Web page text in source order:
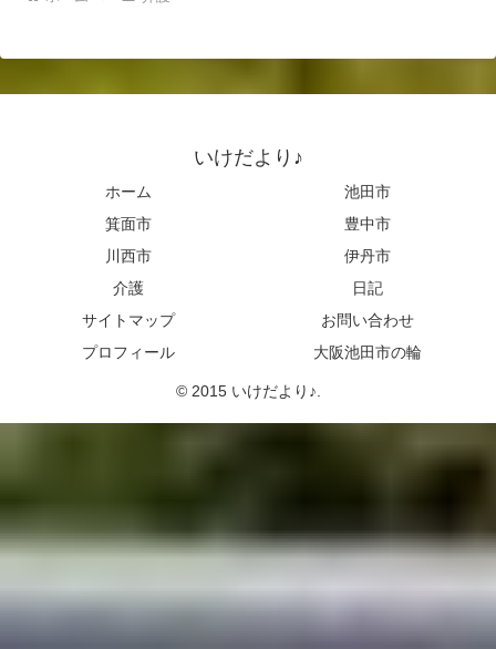
いけだより♪
ホーム
池田市
箕面市
豊中市
川西市
伊丹市
介護
日記
サイトマップ
お問い合わせ
プロフィール
大阪池田市の輪
© 2015 いけだより♪.